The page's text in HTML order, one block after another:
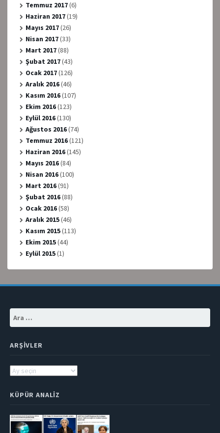
Temmuz 2017(6)
Haziran 2017(19)
Mayıs 2017(26)
Nisan 2017(33)
Mart 2017(88)
Şubat 2017(43)
Ocak 2017(126)
Aralık 2016(46)
Kasım 2016(107)
Ekim 2016(123)
Eylül 2016(130)
Ağustos 2016(74)
Temmuz 2016(121)
Haziran 2016(145)
Mayıs 2016(84)
Nisan 2016(100)
Mart 2016(91)
Şubat 2016(88)
Ocak 2016(58)
Aralık 2015(46)
Kasım 2015(113)
Ekim 2015(44)
Eylül 2015(1)
ARŞIVLER
Arşivler
KÜPÜR ANALIZ